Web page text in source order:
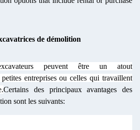
de démolition
peuvent être un atout
entreprises ou celles qui travaillent
Certains des principaux avantages des
sont les suivants: